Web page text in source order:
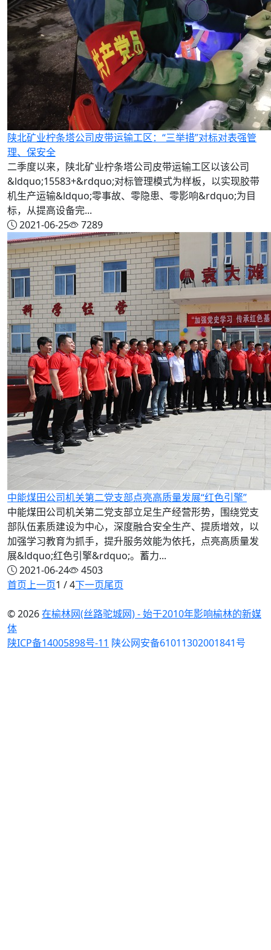
陕北矿业柠条塔公司皮带运输工区：“三举措”对标对表强管
理、保安全
二季度以来，陕北矿业柠条塔公司皮带运输工区以该公司
&ldquo;15583+&rdquo;对标管理模式为样板，以实现胶带
机生产运输&ldquo;零事故、零隐患、零影响&rdquo;为目
标，从提高设备完...
2021-06-25
7289
中能煤田公司机关第二党支部点亮高质量发展“红色引擎”
中能煤田公司机关第二党支部立足生产经营形势，围绕党支
部队伍素质建设为中心，深度融合安全生产、提质增效，以
加强学习教育为抓手，提升服务效能为依托，点亮高质量发
展&ldquo;红色引擎&rdquo;。蓄力...
2021-06-24
4503
首页上一页1 / 4下一页尾页
© 2026在榆林网(丝路驼城网) - 始于2010年影响榆林的新媒
体
陕ICP备14005898号-11 陕公网安备61011302001841号